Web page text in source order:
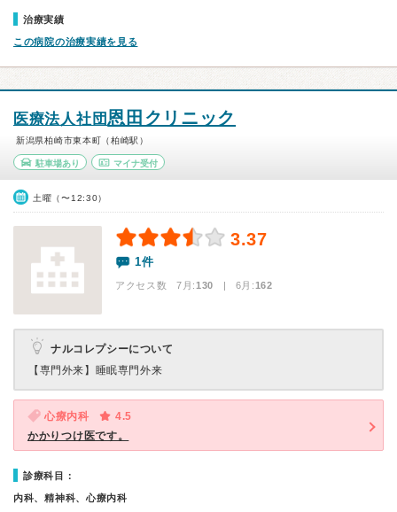
治療実績
この病院の治療実績を見る
医療法人社団恩田クリニック
新潟県柏崎市東本町（柏崎駅）
駐車場あり マイナ受付
土曜（〜12:30）
3.37
1件
アクセス数 7月:130 | 6月:162
ナルコレプシーについて
【専門外来】 睡眠専門外来
心療内科
4.5
かかりつけ医です。
診療科目：
内科、精神科、心療内科